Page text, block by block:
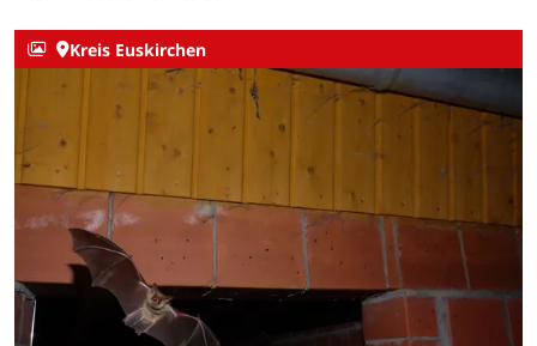
Kreis Euskirchen